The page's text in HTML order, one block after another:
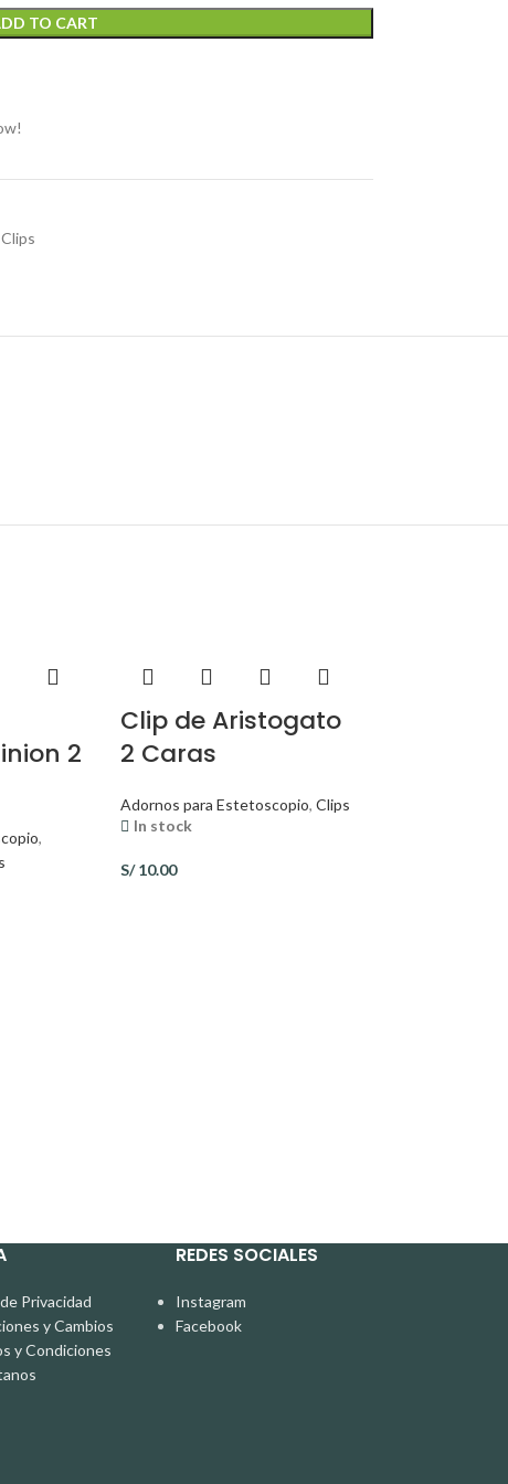
TO CART
Clips
2
,
Clip de Aristogato
2 Caras
Adornos para Estetoscopio, Clips
In stock
S/10.00
Privacidad
y Cambios
y Condiciones
REDES SOCIALES
Instagram
Facebook